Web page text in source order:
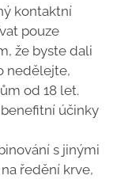
kontaktní
pouze
že byste dali
nedělejte,
od 18 let.
účinky
s jinými
ředění krve,